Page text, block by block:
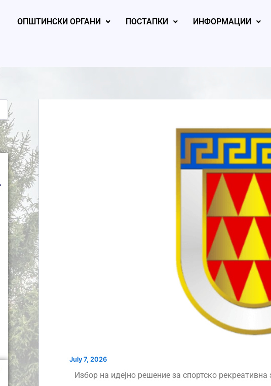
ОПШТИНСКИ ОРГАНИ ПОСТАПКИ ИНФОРМАЦИИ
СЕ АСФАЛТИРААТ УШТЕ ДВЕ
УЛИЦИ КАЈ ЗДРАВСТВEНИОТ
ДОМ
August 7, 2026
ЦЕНТАРОТ НА ГРАДОТ
СЕ АСФАЛТИРА
„КОЗАРА“
August 6,
July 7, 2026
Избор на идејно решение за спортско рекреативна